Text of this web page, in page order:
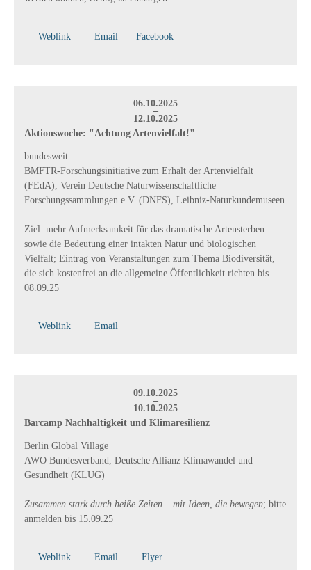
Weblink Email Facebook
06.10.2025
–
12.10.2025
Aktionswoche: "Achtung Artenvielfalt!"
bundesweit
BMFTR-Forschungsinitiative zum Erhalt der Artenvielfalt
(FEdA), Verein Deutsche Naturwissenschaftliche
Forschungssammlungen e.V. (DNFS), Leibniz-Naturkundemuseen
Ziel: mehr Aufmerksamkeit für das dramatische Artensterben
sowie die Bedeutung einer intakten Natur und biologischen
Vielfalt; Eintrag von Veranstaltungen zum Thema Biodiversität,
die sich kostenfrei an die allgemeine Öffentlichkeit richten bis
08.09.25
Weblink Email
09.10.2025
–
10.10.2025
Barcamp Nachhaltigkeit und Klimaresilienz
Berlin Global Village
AWO Bundesverband, Deutsche Allianz Klimawandel und
Gesundheit (KLUG)
Zusammen stark durch heiße Zeiten – mit Ideen, die bewegen; bitte
anmelden bis 15.09.25
Weblink Email Flyer